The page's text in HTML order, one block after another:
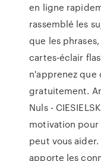
en ligne
rassemblé les
que les
cartes-éclair
n'apprenez que
gratuitement.
Nuls -
motivation
peut vous
apporte les